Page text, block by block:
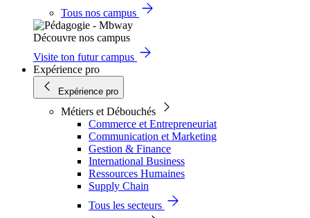
Tous nos campus
Découvre nos campus
Visite ton futur campus
Expérience pro
Expérience pro
Métiers et Débouchés
Commerce et Entrepreneuriat
Communication et Marketing
Gestion & Finance
International Business
Ressources Humaines
Supply Chain
Tous les secteurs